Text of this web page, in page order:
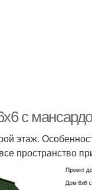
с
этаж.
пространство